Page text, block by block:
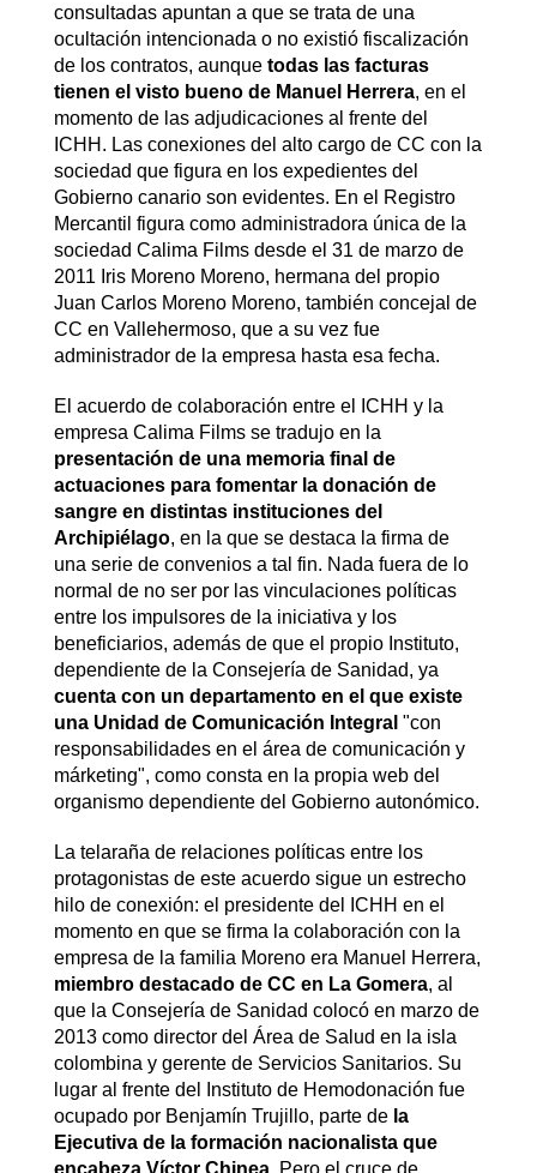
consultadas apuntan a que se trata de una
ocultación intencionada o no existió fiscalización
de los contratos, aunque todas las facturas
tienen el visto bueno de Manuel Herrera, en el
momento de las adjudicaciones al frente del
ICHH. Las conexiones del alto cargo de CC con la
sociedad que figura en los expedientes del
Gobierno canario son evidentes. En el Registro
Mercantil figura como administradora única de la
sociedad Calima Films desde el 31 de marzo de
2011 Iris Moreno Moreno, hermana del propio
Juan Carlos Moreno Moreno, también concejal de
CC en Vallehermoso, que a su vez fue
administrador de la empresa hasta esa fecha.
El acuerdo de colaboración entre el ICHH y la
empresa Calima Films se tradujo en la
presentación de una memoria final de
actuaciones para fomentar la donación de
sangre en distintas instituciones del
Archipiélago, en la que se destaca la firma de
una serie de convenios a tal fin. Nada fuera de lo
normal de no ser por las vinculaciones políticas
entre los impulsores de la iniciativa y los
beneficiarios, además de que el propio Instituto,
dependiente de la Consejería de Sanidad, ya
cuenta con un departamento en el que existe
una Unidad de Comunicación Integral "con
responsabilidades en el área de comunicación y
márketing", como consta en la propia web del
organismo dependiente del Gobierno autonómico.
La telaraña de relaciones políticas entre los
protagonistas de este acuerdo sigue un estrecho
hilo de conexión: el presidente del ICHH en el
momento en que se firma la colaboración con la
empresa de la familia Moreno era Manuel Herrera,
miembro destacado de CC en La Gomera, al
que la Consejería de Sanidad colocó en marzo de
2013 como director del Área de Salud en la isla
colombina y gerente de Servicios Sanitarios. Su
lugar al frente del Instituto de Hemodonación fue
ocupado por Benjamín Trujillo, parte de la
Ejecutiva de la formación nacionalista que
encabeza Víctor Chinea . Pero el cruce de